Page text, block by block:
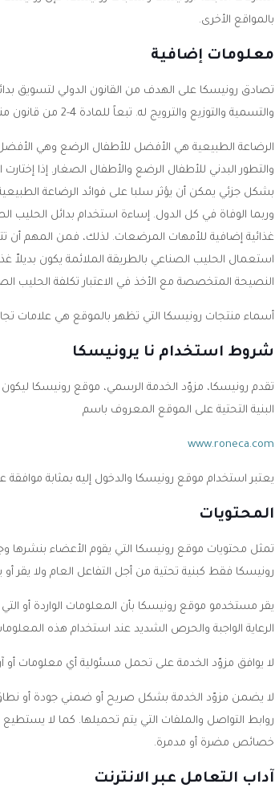
بالمواقع الأخرى.
معلومات إضافية
والتسمية والتوزيع والترويج له. تبعاً للمادة 4-2 من قانون منظمة الصحة العالمية، يطبق النص التالي:
الرضاعة الطبيعية هي الأفضل للأطفال الرضع وهي الأفضل
والتطور البدني للأطفال الرضع والأطفال الصغار. إذا
بشكل جزئي يمكن أن يؤثر سلبا على فوائد الرضاعة
وربما الوفاة في كل الدول. إساءة استخدام بدائل الحليب
غذائية إضافية للأمهات المرضعات. لذلك، فمن المهم أن
استعمال الحليب الصناعي بالطريقة الملائمة يكون بديلاّ
النصيحة المتخصصة مع الأخذ في الاعتبار تكلفة الحليب
أسماء منتجات رونيسكا التي تظهر بالموقع هي علامات
شروط استخدام نا يرونيسكا
تقدم رونيسكا، مزوّد الخدمة الرسمي، موقع رونيسكا ليكون
البنية التحتية على الموقع المعروف باسم
www.roneca.com
يعتبر استخدام موقع رونيسكا والدخول إليه بمثابة موافقة
المحتويات
تمثل محتويات موقع رونيسكا التي يقوم الأعضاء بنشرها
رونيسكا فقط كبنية تحتية من أجل التفاعل العام ولا يقر
يقر مستخدمو موقع رونيسكا بأن المعلومات الواردة أو
الرعاية الواجبة والحرص الشديد عند استخدام هذه
لا يوافق مزوّد الخدمة على تحمل مسئولية أي معلومات أو
لا يضمن مزوّد الخدمة بشكل صريح أو ضمني جودة أو نطاق
روابط التواصل والملفات التي يتم تحميلها. كما لا
خصائص مضرة أو مدمرة.
آداب التعامل عبر الانترنت